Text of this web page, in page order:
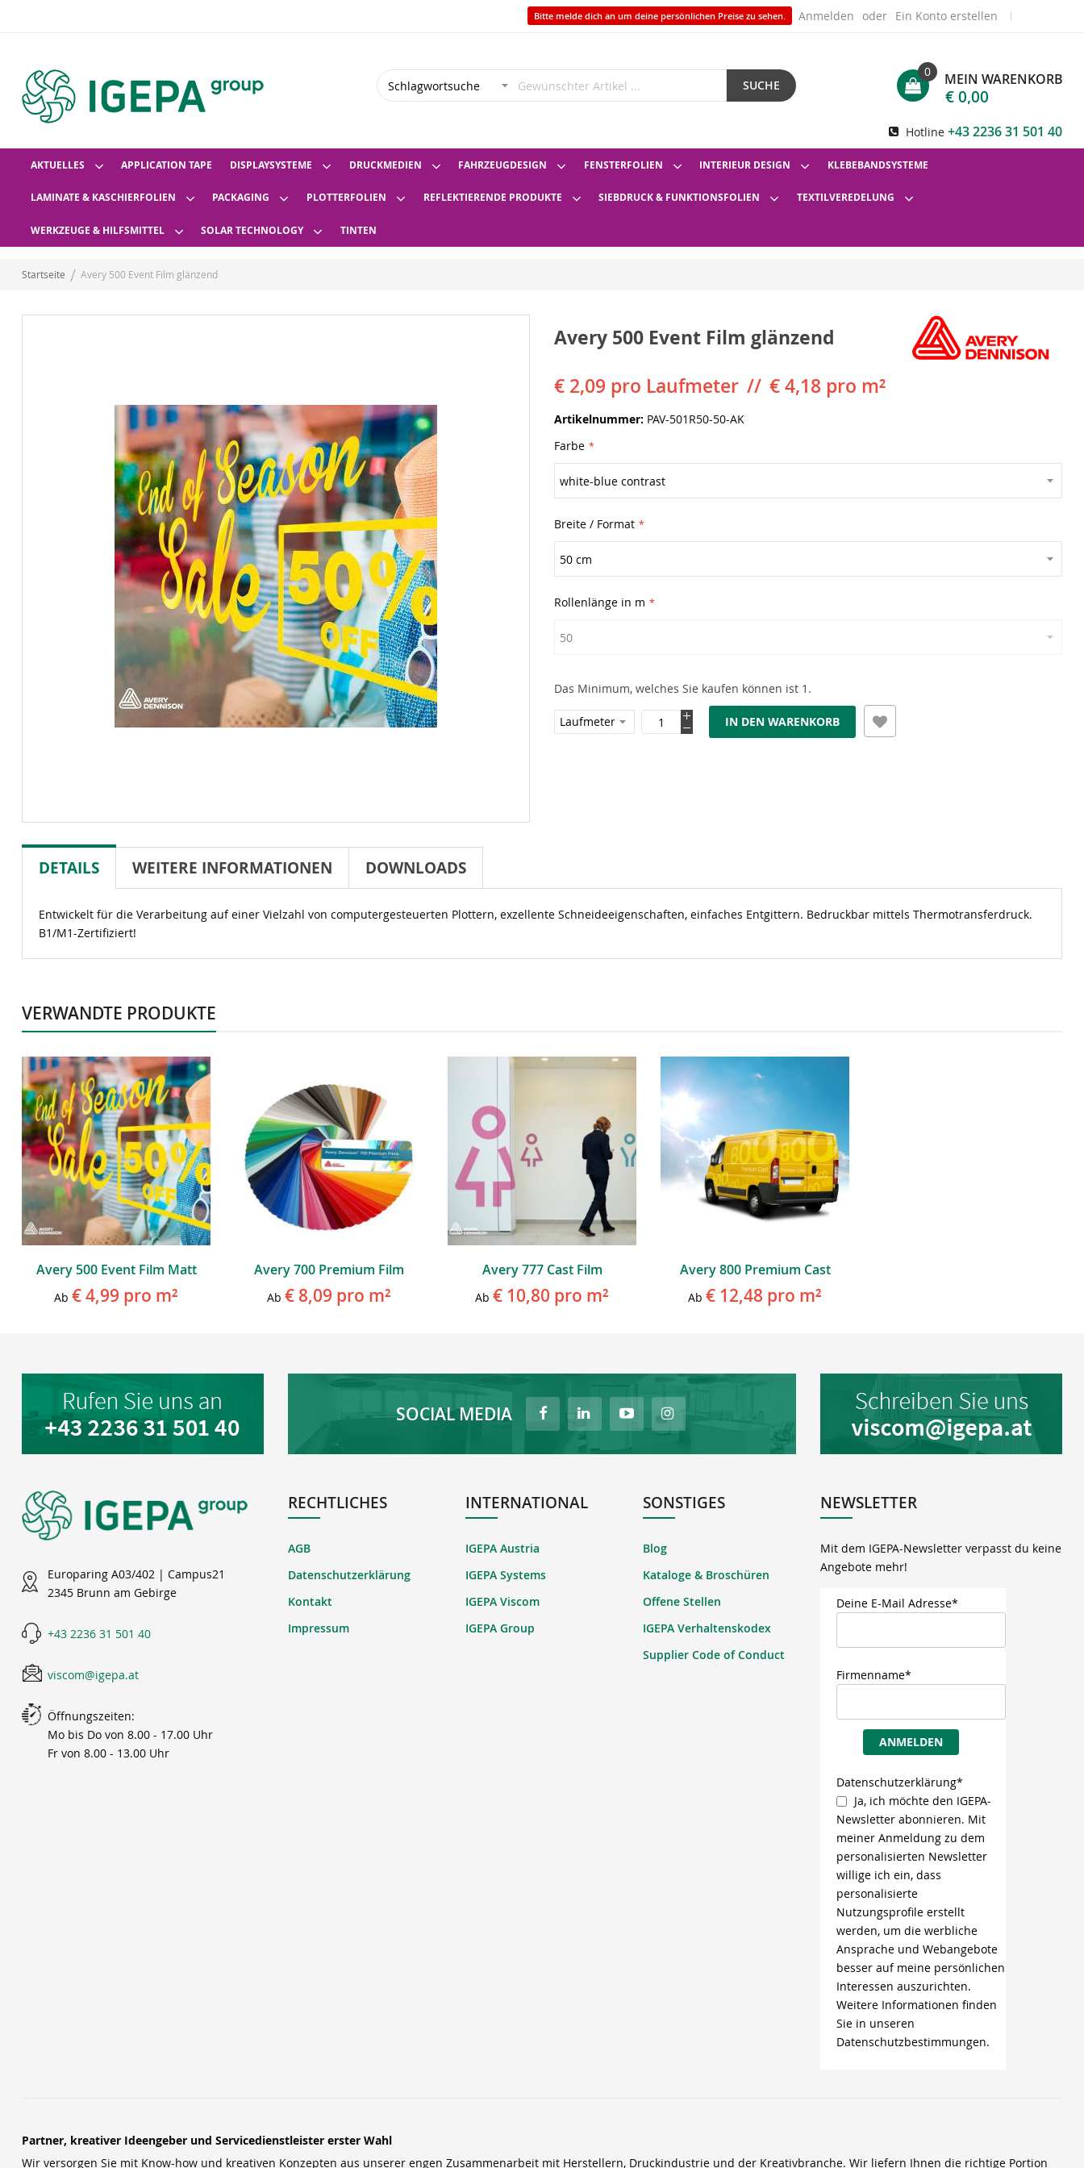
Bitte melde dich an um deine persönlichen Preise zu sehen. Anmelden Ein Konto erstellen
SUCHE MEIN WARENKORB
0
€ 0,00
Hotline +43 2236 31 501 40
AKTUELLES APPLICATION TAPE DISPLAYSYSTEME DRUCKMEDIEN FAHRZEUGDESIGN FENSTERFOLIEN INTERIEUR DESIGN KLEBEBANDSYSTEME
LAMINATE & KASCHIERFOLIEN PACKAGING PLOTTERFOLIEN REFLEKTIERENDE PRODUKTE SIEBDRUCK & FUNKTIONSFOLIEN TEXTILVEREDELUNG
WERKZEUGE & HILFSMITTEL SOLAR TECHNOLOGY TINTEN
Startseite Avery 500 Event Film glänzend
Avery 500 Event Film glänzend
€ 2,09 pro Laufmeter € 4,18 pro m²
Artikelnummer PAV-501R50-50-AK
Farbe
Breite / Format
Rollenlänge in m
Das Minimum, welches Sie kaufen können ist 1.
IN DEN WARENKORB
DETAILS WEITERE INFORMATIONEN DOWNLOADS
Entwickelt für die Verarbeitung auf einer Vielzahl von computergesteuerten Plottern, exzellente Schneideeigenschaften, einfaches Entgittern. Bedruckbar mittels Thermotransferdruck.
B1/M1-Zertifiziert!
VERWANDTE PRODUKTE
Avery 500 Event Film Matt
Ab € 4,99 pro m²
Avery 700 Premium Film
Ab € 8,09 pro m²
Avery 777 Cast Film
Ab € 10,80 pro m²
Avery 800 Premium Cast
Ab € 12,48 pro m²
SOCIAL MEDIA
Europaring A03/402 | Campus21
2345 Brunn am Gebirge
+43 2236 31 501 40
viscom@igepa.at
Öffnungszeiten:
Mo bis Do von 8.00 - 17.00 Uhr
Fr von 8.00 - 13.00 Uhr
RECHTLICHES
AGB
Datenschutzerklärung
Kontakt
Impressum
INTERNATIONAL
IGEPA Austria
IGEPA Systems
IGEPA Viscom
IGEPA Group
SONSTIGES
Blog
Kataloge & Broschüren
Offene Stellen
IGEPA Verhaltenskodex
Supplier Code of Conduct
NEWSLETTER
Mit dem IGEPA-Newsletter verpasst du keine
Angebote mehr!
Deine E-Mail Adresse*
Firmenname*
ANMELDEN
Datenschutzerklärung*
Ja, ich möchte den IGEPA-
Newsletter abonnieren. Mit
meiner Anmeldung zu dem
personalisierten Newsletter
willige ich ein, dass
personalisierte
Nutzungsprofile erstellt
werden, um die werbliche
Ansprache und Webangebote
besser auf meine persönlichen
Interessen auszurichten.
Weitere Informationen finden
Sie in unseren
Datenschutzbestimmungen.
Partner, kreativer Ideengeber und Servicedienstleister erster Wahl
Wir versorgen Sie mit Know-how und kreativen Konzepten aus unserer engen Zusammenarbeit mit Herstellern, Druckindustrie und der Kreativbranche. Wir liefern Ihnen die richtige Portion